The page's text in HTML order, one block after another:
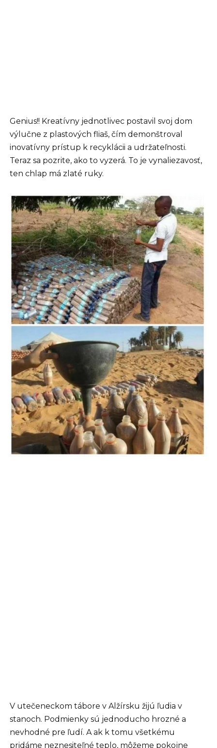
Genius!! Kreatívny jednotlivec postavil svoj dom
výlučne z plastových fliaš, čím demonštroval
inovatívny prístup k recyklácii a udržateľnosti.
Teraz sa pozrite, ako to vyzerá. To je vynaliezavosť,
ten chlap má zlaté ruky.
V utečeneckom tábore v Alžírsku žijú ľudia v
stanoch. Podmienky sú jednoducho hrozné a
nevhodné pre ľudí. A ak k tomu všetkému
pridáme neznesiteľné teplo, môžeme pokojne